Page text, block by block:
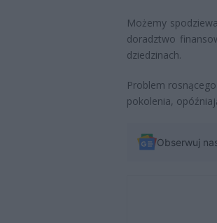
Możemy
doradztwo
dziedzinach.
Problem
pokolenia,
Obserwuj